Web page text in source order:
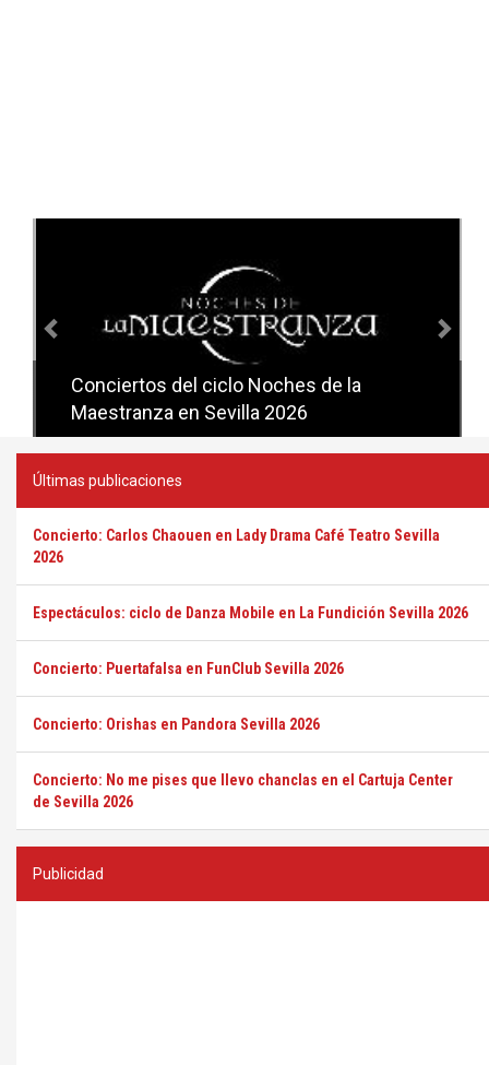
Conciertos del ciclo Noches de la
Maestranza en Sevilla 2026
Conciertos del ciclo Candlelight en
Sevilla
Últimas publicaciones
Concierto: Carlos Chaouen en Lady Drama Café Teatro Sevilla
2026
Espectáculos: ciclo de Danza Mobile en La Fundición Sevilla 2026
Concierto: Puertafalsa en FunClub Sevilla 2026
Concierto: Orishas en Pandora Sevilla 2026
Concierto: No me pises que llevo chanclas en el Cartuja Center
de Sevilla 2026
Publicidad